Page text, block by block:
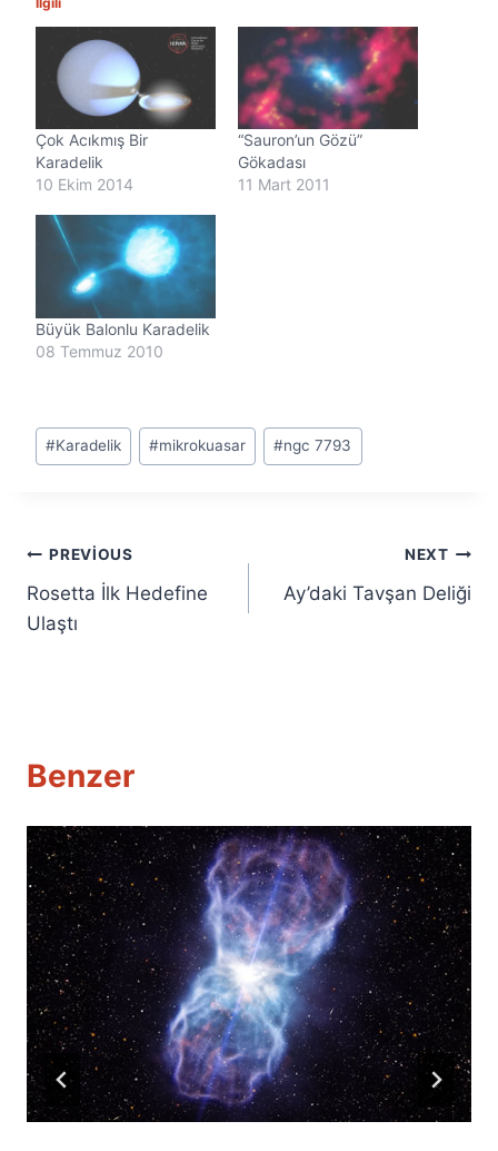
Çok Acıkmış Bir
Karadelik
10 Ekim 2014
“Sauron’un Gözü”
Gökadası
11 Mart 2011
Büyük Balonlu Karadelik
08 Temmuz 2010
Post
Tags:
#Karadelik #mikrokuasar #ngc 7793
Yazı
gezinmesi
PREVIOUS
Rosetta İlk Hedefine
Ulaştı
NEXT
Ay’daki Tavşan Deliği
Benzer